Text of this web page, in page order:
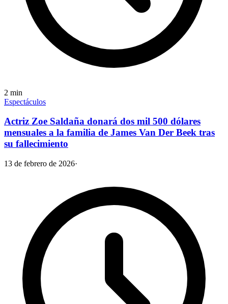
2 min
Espectáculos
Actriz Zoe Saldaña donará dos mil 500 dólares
mensuales a la familia de James Van Der Beek tras
su fallecimiento
13 de febrero de 2026·